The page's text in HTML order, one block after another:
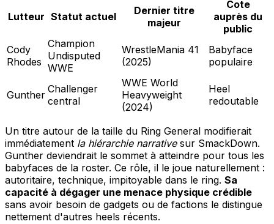
Lutteur Statut actuel
Dernier titre
majeur
Cote
auprès du
public
Cody
Rhodes
Champion
Undisputed
WWE
WrestleMania 41
(2025)
Babyface
populaire
Gunther Challenger
central
WWE World
Heavyweight
(2024)
Heel
redoutable
Un titre autour de la taille du Ring General modifierait
immédiatement la hiérarchie narrativesur SmackDown.
Gunther deviendrait le sommet à atteindre pour tous les
babyfaces de la roster. Ce rôle, il le joue naturellement :
autoritaire, technique, impitoyable dans le ring. Sa
capacité à dégager une menace physique crédible
sans avoir besoin de gadgets ou de factions le distingue
nettement d'autres heels récents.